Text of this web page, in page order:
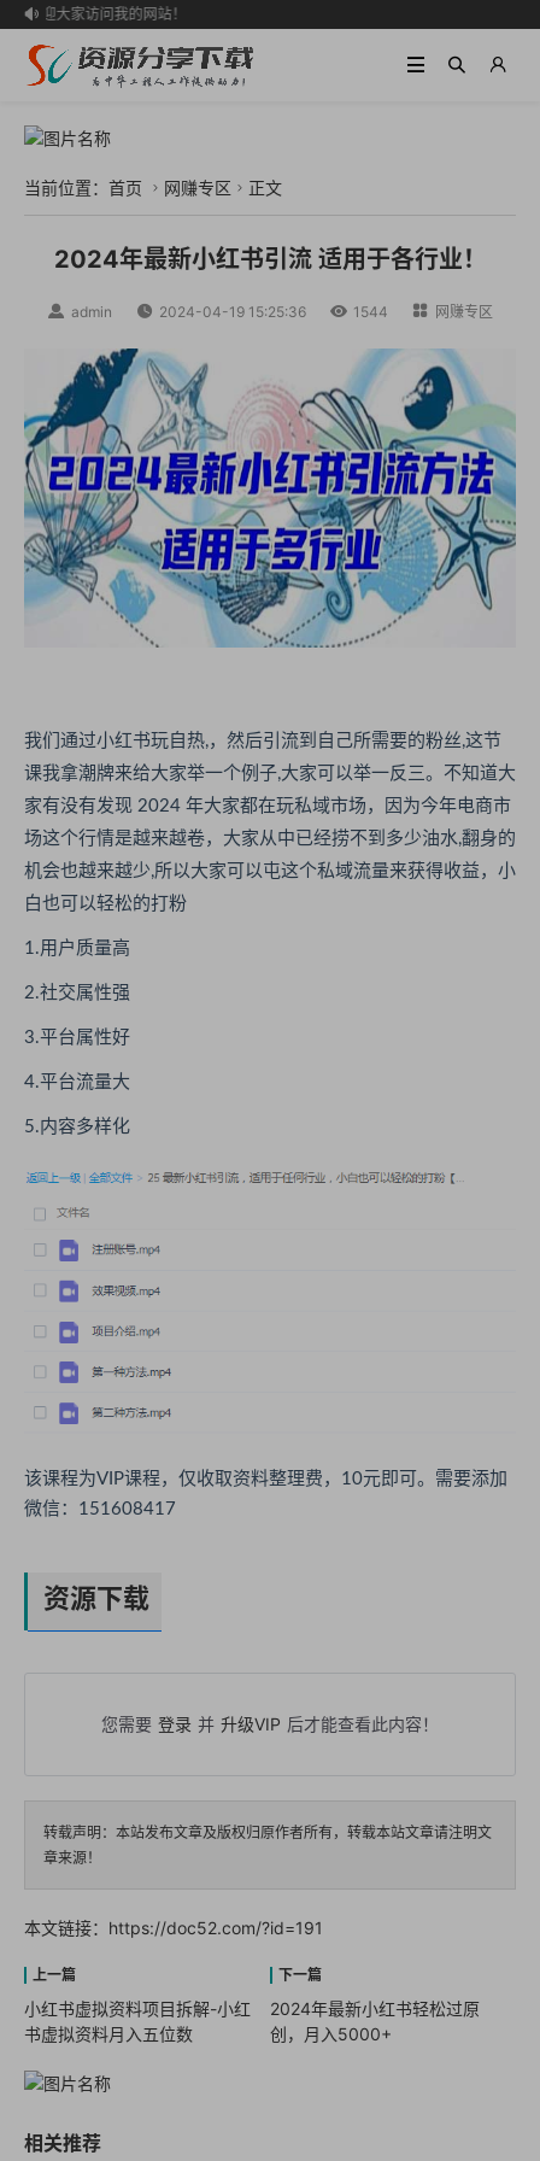

欢迎大家访问我的网站！
当前位置： 首页  网赚专区  正文
2024年最新小红书引流 适用于各行业！
 admin  2024-04-19 15:25:36  1544  网赚专区
我们通过小红书玩自热,，然后引流到自己所需要的粉丝,这节
课我拿潮牌来给大家举一个例子,大家可以举一反三。不知道大
家有没有发现 2024 年大家都在玩私域市场，因为今年电商市
场这个行情是越来越卷，大家从中已经捞不到多少油水,翻身的
机会也越来越少,所以大家可以屯这个私域流量来获得收益，小
白也可以轻松的打粉
1.用户质量高
2.社交属性强
3.平台属性好
4.平台流量大
5.内容多样化
该课程为VIP课程，仅收取资料整理费，10元即可。需要添加
微信：151608417
资源下载
您需要 登录 并 升级VIP 后才能查看此内容！
转载声明：本站发布文章及版权归原作者所有，转载本站文章请注明文
章来源！
本文链接： https://doc52.com/?id=191
小红书虚拟资料项目拆解-小红
书虚拟资料月入五位数
2024年最新小红书轻松过原
创，月入5000+
相关推荐